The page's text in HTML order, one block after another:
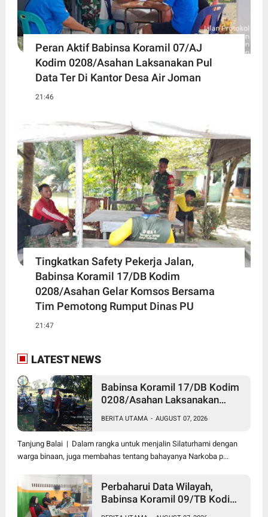
Peran Aktif Babinsa Koramil 07/AJ
Kodim 0208/Asahan Laksanakan Pul
Data Ter Di Kantor Desa Air Joman
21:46
Tingkatkan Safety Pekerja Jalan,
Babinsa Koramil 17/DB Kodim
0208/Asahan Gelar Komsos Bersama
Tim Pemotong Rumput Dinas PU
21:47
LATEST NEWS
Babinsa Koramil 17/DB Kodim
0208/Asahan Laksanakan
BERITA UTAMA - AUGUST 07, 2026
Tanjung Balai | Dalam rangka untuk menjalin Silaturhami dengan
warga binaan, juga membahas tentang bahayanya Narkoba p...
Perbaharui Data Wilayah,
Babinsa Koramil 09/TB Kodim